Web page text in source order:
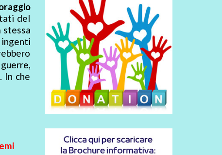
del
stessa
In che